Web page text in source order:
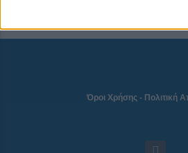
Όροι Χρήσης- Πολιτική